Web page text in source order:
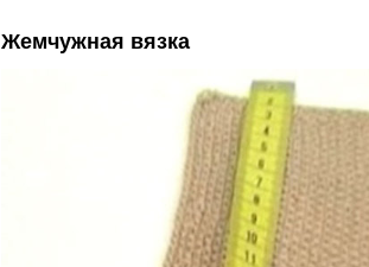
Жемчужная вязка